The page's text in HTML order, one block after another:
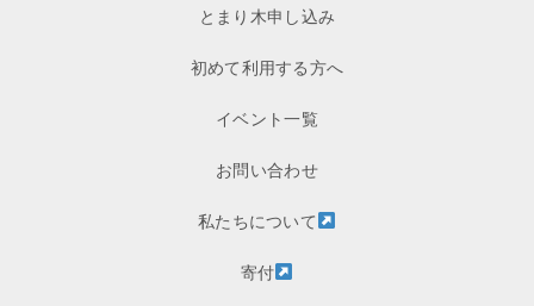
とまり木申し込み
初めて利用する方へ
イベント一覧
お問い合わせ
私たちについて
寄付